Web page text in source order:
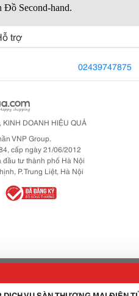
trợ
02439747875
DOANH HIỆU QUẢ
VNP Group.
cấp ngày 21/06/2012
tư thành phố Hà Nội
P. Trung Liệt, Hà Nội